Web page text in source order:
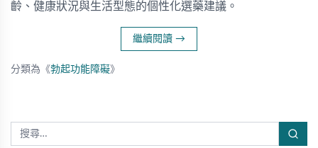
齡、健康狀況與生活型態的個性化選藥建議。
繼續閱讀 →
分類為《勃起功能障礙》